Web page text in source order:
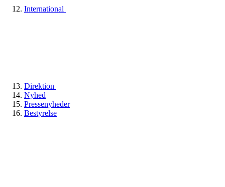
International
Direktion
Nyhed
Pressenyheder
Bestyrelse